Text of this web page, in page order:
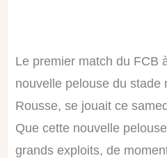
Le premier match du FCB
nouvelle pelouse du stade
Rousse, se jouait ce
Que cette nouvelle
grands exploits, de